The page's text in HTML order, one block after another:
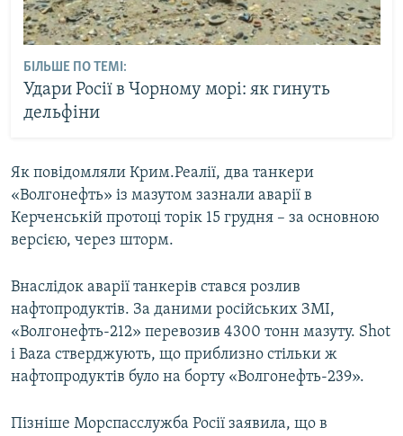
БІЛЬШЕ ПО ТЕМІ:
Удари Росії в Чорному морі: як гинуть
дельфіни
Як повідомляли Крим.Реалії, два танкери
«Волгонефть» із мазутом зазнали аварії в
Керченській протоці торік 15 грудня – за основною
версією, через шторм.
Внаслідок аварії танкерів стався розлив
нафтопродуктів. За даними російських ЗМІ,
«Волгонефть-212» перевозив 4300 тонн мазуту. Shot
і Baza стверджують, що приблизно стільки ж
нафтопродуктів було на борту «Волгонефть-239».
Пізніше Морспасслужба Росії заявила, що в